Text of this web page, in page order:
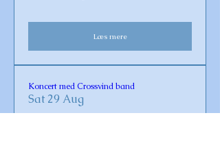
Læs mere
Koncert med Crossvind band
Sat 29 Aug